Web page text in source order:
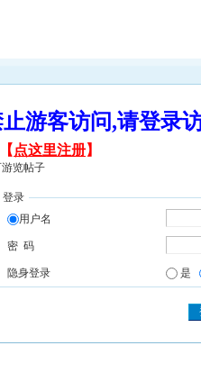
止游客访问,请登
【 点这里注册】
览帖子
登录
用户名
密 码
隐身登录 是